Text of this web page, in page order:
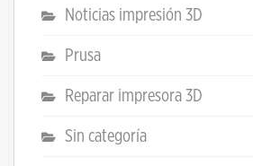
Noticias impresión 3D
Prusa
Reparar impresora 3D
Sin categoría